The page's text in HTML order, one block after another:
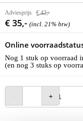
Adviesprijs € 42,-
€ 35,- (incl. 21% btw)
Online
Nog 1 stuk op voorraad
(en nog 3 stuks op